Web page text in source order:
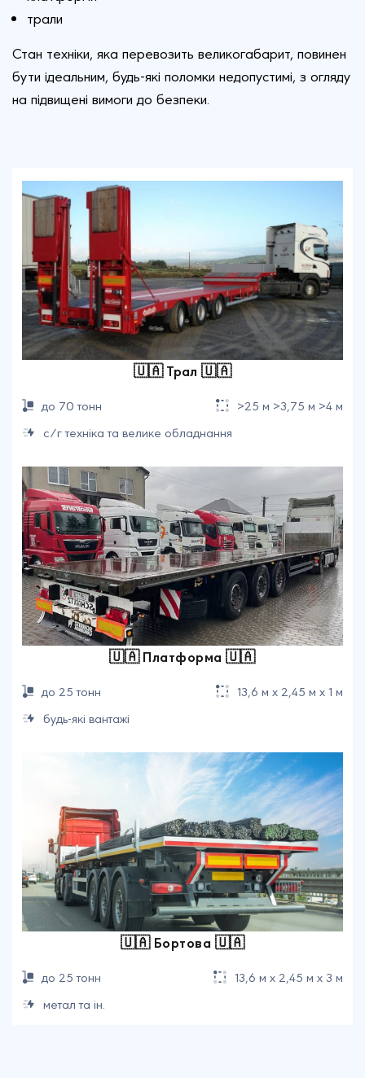
трали
Стан техніки, яка перевозить великогабарит, повинен
бути ідеальним, будь-які поломки недопустимі, з огляду
на підвищені вимоги до безпеки.
🇺🇦 Трал 🇺🇦
до 70 тонн
>25 м >3,75 м >4 м
с/г техніка та велике обладнання
🇺🇦 Платформа 🇺🇦
до 25 тонн
13,6 м х 2,45 м х 1 м
будь-які вантажі
🇺🇦 Бортова 🇺🇦
до 25 тонн
13,6 м х 2,45 м х 3 м
метал та ін.